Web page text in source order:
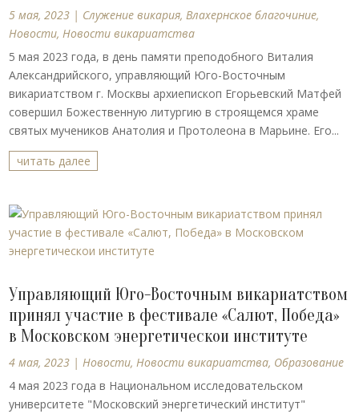
5 мая, 2023 | Cлужение викария,Влахернское благочиние,
Новости,Новости викариатства
5 мая 2023 года, в день памяти преподобного Виталия
Александрийского, управляющий Юго-Восточным
викариатством г. Москвы архиепископ Егорьевский Матфей
совершил Божественную литургию в строящемся храме
святых мучеников Анатолия и Протолеона в Марьине. Его...
читать далее
Управляющий Юго-Восточным викариатством
принял участие в фестивале «Салют, Победа»
в Московском энергетическои институте
4 мая, 2023 |Новости,Новости викариатства, Образование
4 мая 2023 года в Национальном исследовательском
университете "Московский энергетический институт"